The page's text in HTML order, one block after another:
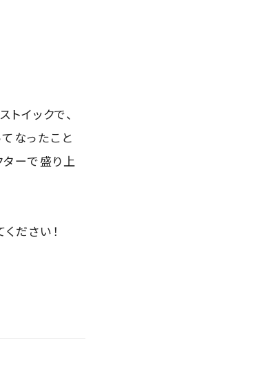
イックで、
なったこと
ーで盛り上
ださい！